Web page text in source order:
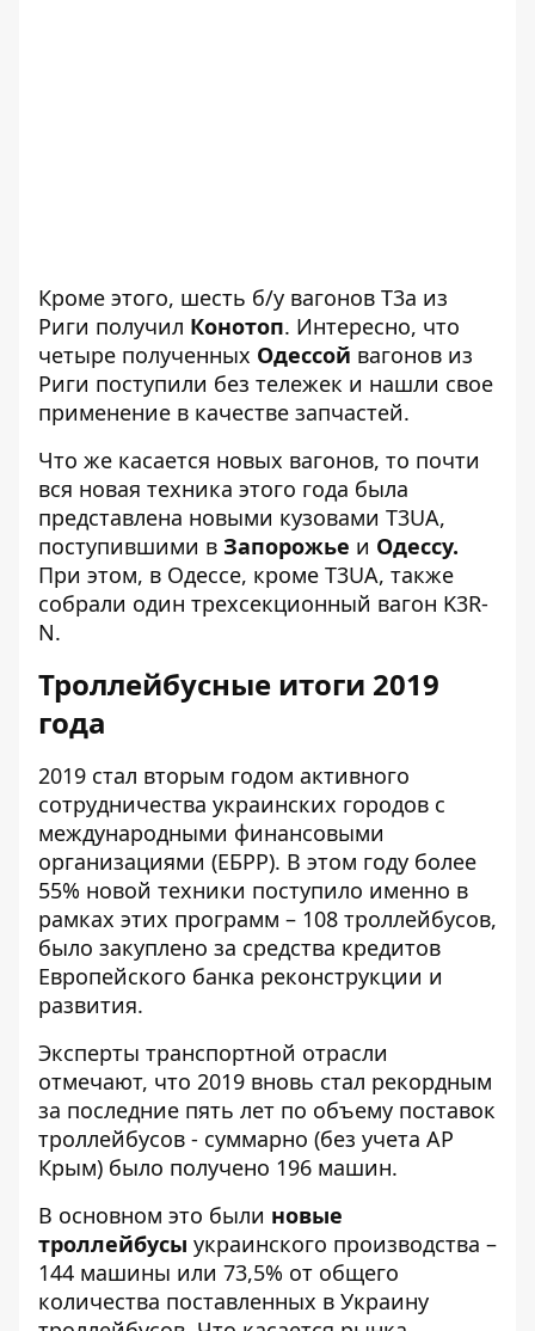
Кроме этого, шесть б/у вагонов Т3а из
Риги получил Конотоп. Интересно, что
четыре полученных Одессой вагонов из
Риги поступили без тележек и нашли свое
применение в качестве запчастей.
Что же касается новых вагонов, то почти
вся новая техника этого года была
представлена ​​новыми кузовами T3UA,
поступившими в Запорожье и Одессу.
При этом, в Одессе, кроме T3UA, также
собрали один трехсекционный вагон K3R-
N.
Троллейбусные итоги 2019
года
2019 стал вторым годом активного
сотрудничества украинских городов с
международными финансовыми
организациями (ЕБРР). В этом году более
55% новой техники поступило именно в
рамках этих программ – 108 троллейбусов,
было закуплено за средства кредитов
Европейского банка реконструкции и
развития.
Эксперты транспортной отрасли
отмечают, что 2019 вновь стал рекордным
за последние пять лет по объему поставок
троллейбусов - суммарно (без учета АР
Крым) было получено 196 машин.
В основном это были новые
троллейбусы украинского производства –
144 машины или 73,5% от общего
количества поставленных в Украину